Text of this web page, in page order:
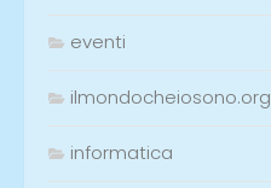
eventi
ilmondocheiosono.org
informatica